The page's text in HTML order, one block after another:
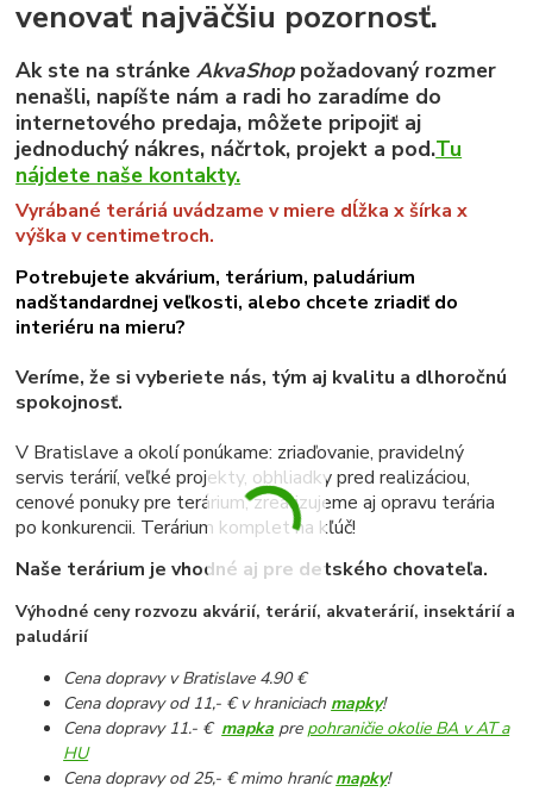
venovať najväčšiu pozornosť.
Ak ste na stránkeAkvaShoppožadovaný rozmer
nenašli, napíšte nám a radi ho zaradíme do
internetového predaja, môžete pripojiť aj
jednoduchý nákres, náčrtok, projekt a pod.Tu
nájdete naše kontakty.
Vyrábané teráriá uvádzame v miere dĺžka x šírka x
výška v centimetroch.
Potrebujete akvárium, terárium, paludárium
nadštandardnej veľkosti, alebo chcete zriadiť do
interiéru na mieru?
Veríme, že si vyberiete nás, tým aj kvalitu a dlhoročnú
spokojnosť.
V Bratislave a okolí ponúkame: zriaďovanie, pravidelný
servis terárií, veľké projekty, obhliadky pred realizáciou,
cenové ponuky pre terárium, zrealizujeme aj opravu terária
po konkurencii. Terárium komplet na kľúč!
Naše terárium je vhodné aj pre detského chovateľa.
Výhodné ceny rozvozu akvárií, terárií, akvaterárií, insektárií a
paludárií
Cena dopravy v Bratislave 4.90 €
Cena dopravy od 11,- € v hraniciach mapky!
Cena dopravy 11.- € mapka pre pohraničie okolie BA v AT a
HU
Cena dopravy od 25,- € mimo hranícmapky!